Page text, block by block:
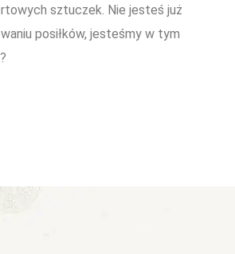
sztuczek. Nie jesteś już
posiłków, jesteśmy w tym